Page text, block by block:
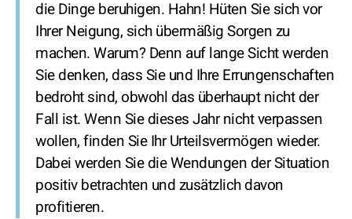
die Dinge beruhigen. Hahn! Hüten Sie sich vor
Ihrer Neigung, sich übermäßig Sorgen zu
machen. Warum? Denn auf lange Sicht werden
Sie denken, dass Sie und Ihre Errungenschaften
bedroht sind, obwohl das überhaupt nicht der
Fall ist. Wenn Sie dieses Jahr nicht verpassen
wollen, finden Sie Ihr Urteilsvermögen wieder.
Dabei werden Sie die Wendungen der Situation
positiv betrachten und zusätzlich davon
profitieren.